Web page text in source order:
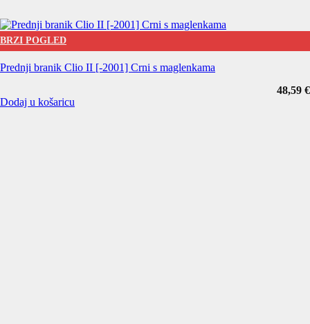
BRZI POGLED
Prednji branik Clio II [-2001] Crni s maglenkama
48,59 €
Dodaj u košaricu